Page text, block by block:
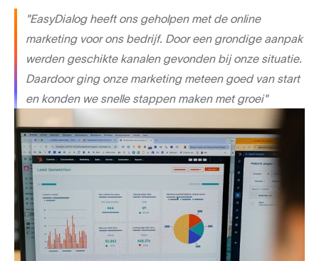
"EasyDialog heeft ons geholpen met de online
marketing voor ons bedrijf. Door een grondige aanpak
werden geschikte kanalen gevonden bij onze situatie.
Daardoor ging onze marketing meteen goed van start
en konden we snelle stappen maken met groei"